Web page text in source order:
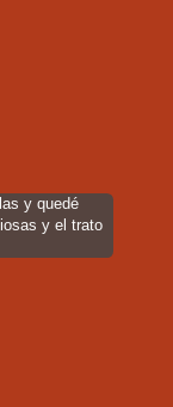
y quedé
y el trato